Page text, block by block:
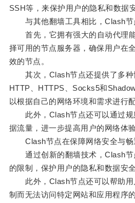
SSH等，来保护用户的隐私和数据
与其他翻墙工具相比，Clash节
首先，它拥有强大的自动代理
择可用的节点服务器，确保用户在
效的节点。
其次，Clash节点还提供了多种
HTTP、HTTPS、Socks5和
以根据自己的网络环境和需求进行配
此外，Clash节点还可以通过规
据流量，进一步提高用户的网络体验
Clash节点在保障网络安全与畅
通过创新的翻墙技术，Clash节
的限制，保护用户的隐私和数据安全
此外，Clash节点还可以帮助用
制而无法访问特定网站和应用程序